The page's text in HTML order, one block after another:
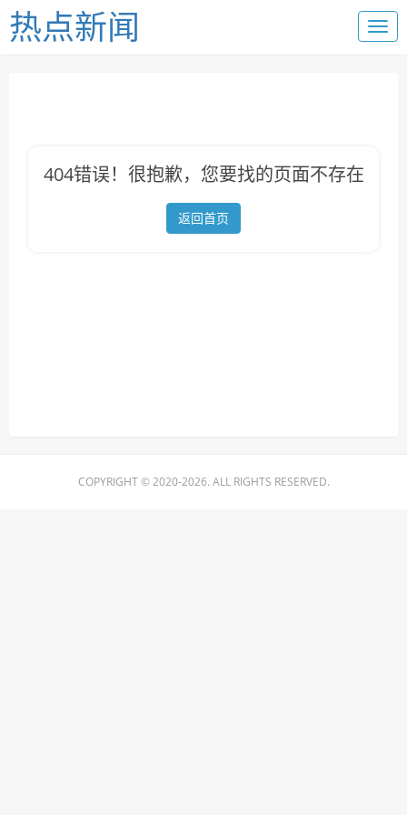
热点新闻
404错误！很抱歉，您要找的页面不存在
返回首页
COPYRIGHT © 2020-2026. ALL RIGHTS RESERVED.